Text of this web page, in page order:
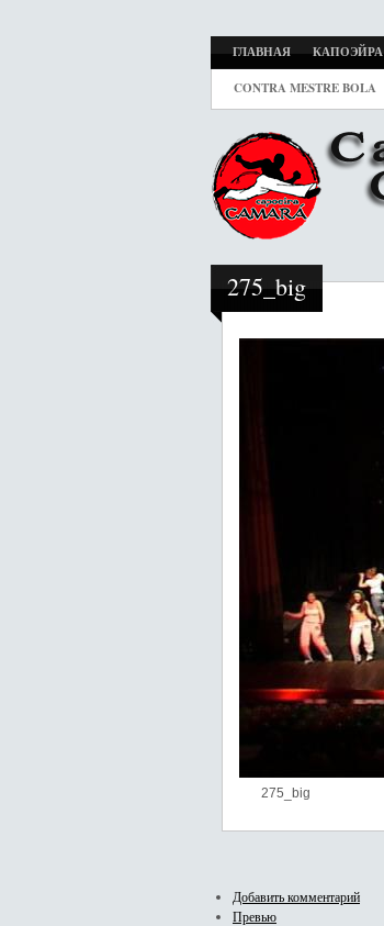
ГЛАВНАЯ КАПОЭЙРА
CONTRA MESTRE BOLA
275_big
275_big
Добавить комментарий
Превью